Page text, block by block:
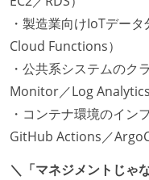
・製造業向けIoTデー
Cloud Functions）
・公共系システムのク
Monitor／Log Analytics
・コンテナ環境のイン
GitHub Actions／
＼「マネジメントじゃ